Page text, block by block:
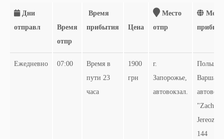
Дни
отправл
Время
отпр
Время
прибытия
Цена
Место
отпр
Ежедневно 07:00
Время в
пути 23
часа
1900
грн
г.
Запорожье,
автовокзал.
Польша,
144